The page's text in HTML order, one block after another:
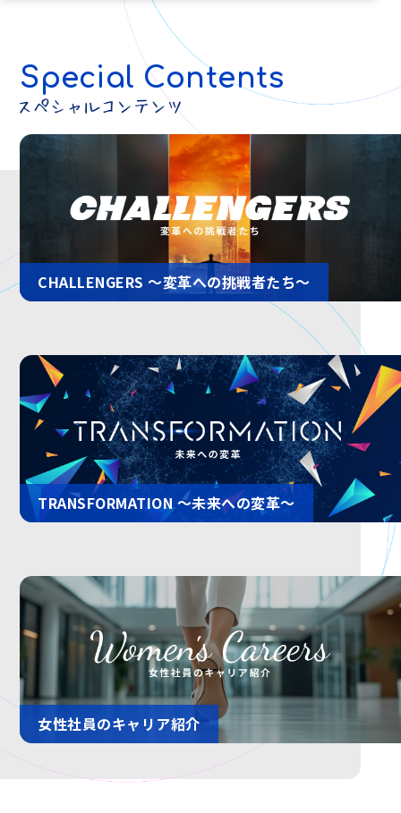
Special Contents
CHALLENGERS 〜変革への挑戦者たち〜
TRANSFORMATION 〜未来への変革〜
女性社員のキャリア紹介